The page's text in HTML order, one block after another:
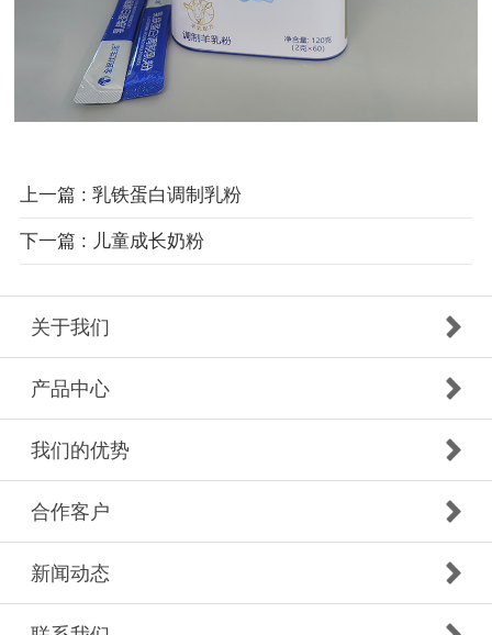
上一篇 : 乳铁蛋白调制乳粉
下一篇 : 儿童成长奶粉
关于我们
产品中心
我们的优势
合作客户
新闻动态